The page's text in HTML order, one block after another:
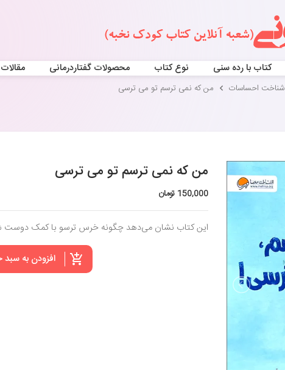
کتاب با رده سنی نوع کتاب محصولات گفتاردرمانی مقالات
شناخت احساسات من که نمی ترسم تو می ترسی
من که نمی ترسم تو می ترسی
150,000 تومان
این کتاب نشان می‌دهد چگونه خرس ترسو با کمک دوست
افزودن به سبد